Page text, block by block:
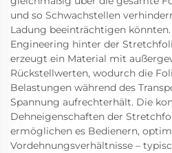
und so Schwachstellen
Ladung beeinträchtigen
Engineering hinter der
erzeugt ein Material mit
Rückstellwerten, wodurch die
Belastungen während des
Spannung aufrechterhält. Die
Dehneigenschaften der
ermöglichen es Bedienern,
Vordehnungsverhältnisse –